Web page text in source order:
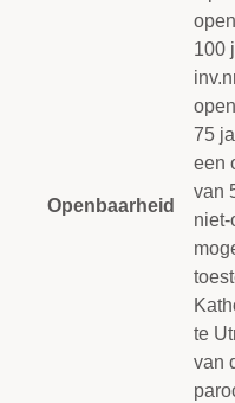
Openbaarheid
100
75
een
van
te
van